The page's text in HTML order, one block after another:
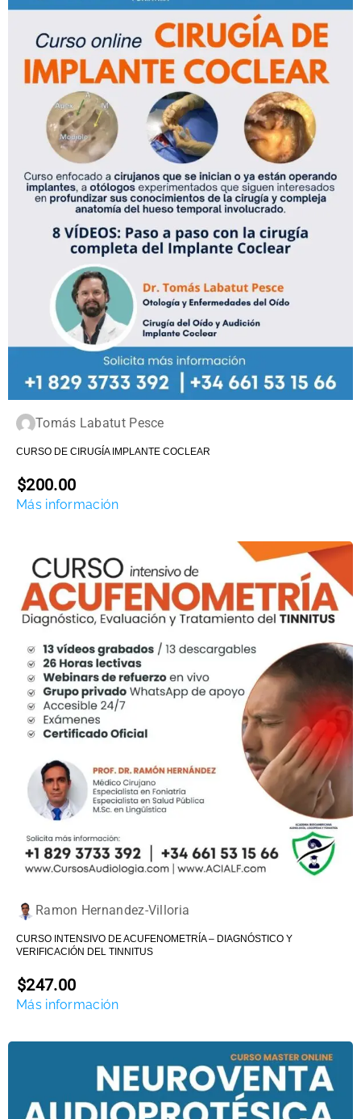
Tomás Labatut Pesce
CURSO DE CIRUGÍA IMPLANTE COCLEAR
$200.00
Más información
Ramon Hernandez-Villoria
CURSO INTENSIVO DE ACUFENOMETRÍA – DIAGNÓSTICO Y
VERIFICACIÓN DEL TINNITUS
$247.00
Más información